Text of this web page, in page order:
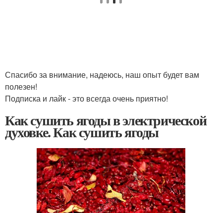
Спасибо за внимание, надеюсь, наш опыт будет вам
полезен!
Подписка и лайк - это всегда очень приятно!
Как сушить ягоды в электрической
духовке. Как сушить ягоды